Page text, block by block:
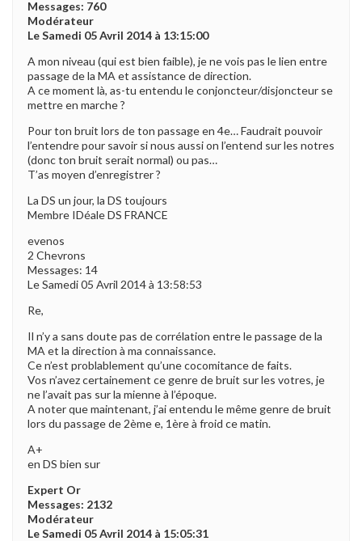
Messages: 760
Modérateur
Le Samedi 05 Avril 2014 à 13:15:00
A mon niveau (qui est bien faible), je ne vois pas le lien entre
passage de la MA et assistance de direction.
A ce moment là, as-tu entendu le conjoncteur/disjoncteur se
mettre en marche ?
Pour ton bruit lors de ton passage en 4e… Faudrait pouvoir
l’entendre pour savoir si nous aussi on l’entend sur les notres
(donc ton bruit serait normal) ou pas…
T’as moyen d’enregistrer ?
La DS un jour, la DS toujours
Membre IDéale DS FRANCE
evenos
2 Chevrons
Messages: 14
Le Samedi 05 Avril 2014 à 13:58:53
Re,
Il n’y a sans doute pas de corrélation entre le passage de la
MA et la direction à ma connaissance.
Ce n’est problablement qu’une cocomitance de faits.
Vos n’avez certainement ce genre de bruit sur les votres, je
ne l’avait pas sur la mienne à l’époque.
A noter que maintenant, j’ai entendu le même genre de bruit
lors du passage de 2ème e, 1ère à froid ce matin.
A+
en DS bien sur
Expert Or
Messages: 2132
Modérateur
Le Samedi 05 Avril 2014 à 15:05:31